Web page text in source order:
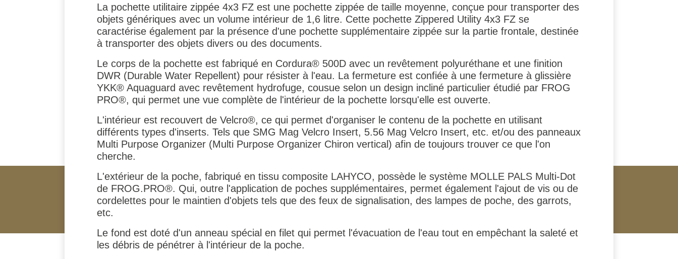
La pochette utilitaire zippée 4x3 FZ est une pochette zippée de taille moyenne, conçue pour transporter des
objets génériques avec un volume intérieur de 1,6 litre. Cette pochette Zippered Utility 4x3 FZ se
caractérise également par la présence d'une pochette supplémentaire zippée sur la partie frontale, destinée
à transporter des objets divers ou des documents.
Le corps de la pochette est fabriqué en Cordura® 500D avec un revêtement polyuréthane et une finition
DWR (Durable Water Repellent) pour résister à l'eau. La fermeture est confiée à une fermeture à glissière
YKK® Aquaguard avec revêtement hydrofuge, cousue selon un design incliné particulier étudié par FROG
PRO®, qui permet une vue complète de l'intérieur de la pochette lorsqu'elle est ouverte.
L'intérieur est recouvert de Velcro®, ce qui permet d'organiser le contenu de la pochette en utilisant
différents types d'inserts. Tels que SMG Mag Velcro Insert, 5.56 Mag Velcro Insert, etc. et/ou des panneaux
Multi Purpose Organizer (Multi Purpose Organizer Chiron vertical) afin de toujours trouver ce que l'on
cherche.
L'extérieur de la poche, fabriqué en tissu composite LAHYCO, possède le système MOLLE PALS Multi-Dot
de FROG.PRO®. Qui, outre l'application de poches supplémentaires, permet également l'ajout de vis ou de
cordelettes pour le maintien d'objets tels que des feux de signalisation, des lampes de poche, des garrots,
etc.
Le fond est doté d'un anneau spécial en filet qui permet l'évacuation de l'eau tout en empêchant la saleté et
les débris de pénétrer à l'intérieur de la poche.